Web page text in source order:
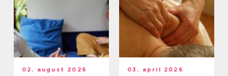
02. august 2026 03. april 2026